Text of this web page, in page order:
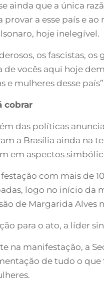
ainda que a única
provar a esse país e
hoje inelegível.
os fascistas,
de vocês aqui hoje
e mulheres desse
cobrar
das políticas
a Brasília ainda na
em aspectos
com mais de
logo no início da
de Margarida Alves
para o ato, a líder
na manifestação, a
de tudo o que